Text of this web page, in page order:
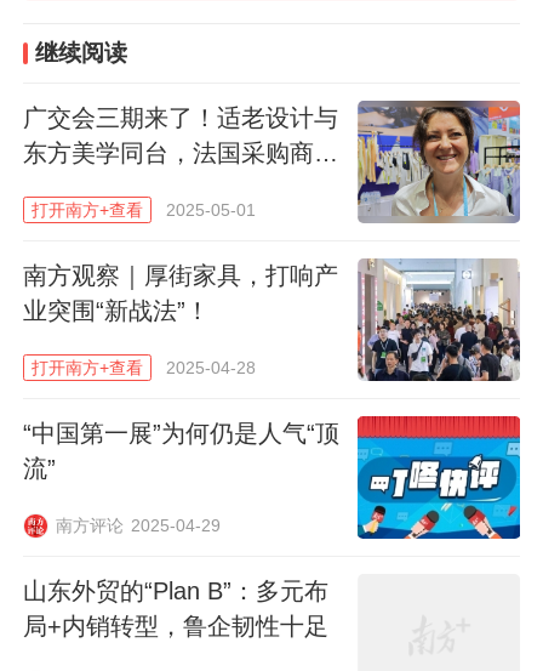
让中东客商兴奋不已。
这台来自广东凌度智能科技发展有限公司的
幕墙清洗机器人，无需外接水电，仅用几十
升水就能完成一栋大楼的清洁，吸引了一群
“这项技术目前我们是全球首创，中东水价比
油贵，它能省90%的水，简直是‘印钞机’。”
待了334波客户，已有10多位客商达成大单
意向，预约要去位于广州黄埔的工厂实地考
察。
继续阅读
广交会三期来了！适老设计与
东方美学同台，法国采购商连
打开南方+查看 2025-05-01
南方观察｜厚街家具，打响产
业突围“新战法”！
打开南方+查看 2025-04-28
“中国第一展”为何仍是人气“顶
流”
南方评论 2025-04-29
山东外贸的“Plan B”：多元布
局+内销转型，鲁企韧性十足